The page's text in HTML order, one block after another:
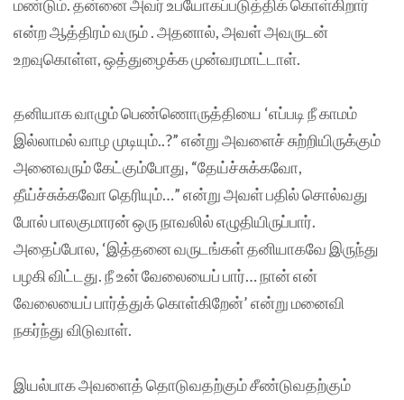
மண்டும். தன்னை அவர் உபயோகப்படுத்திக் கொள்கிறார்
என்ற ஆத்திரம் வரும் . அதனால், அவள் அவருடன்
உறவுகொள்ள, ஒத்துழைக்க முன்வரமாட்டாள்.
தனியாக வாழும் பெண்ணொருத்தியை ‘எப்படி நீ காமம்
இல்லாமல் வாழ முடியும்..?” என்று அவளைச் சுற்றியிருக்கும்
அனைவரும் கேட்கும்போது, “தேய்ச்சுக்கவோ,
தீய்ச்சுக்கவோ தெரியும்…” என்று அவள் பதில் சொல்வது
போல் பாலகுமாரன் ஒரு நாவலில் எழுதியிருப்பார்.
அதைப்போல, ‘இத்தனை வருடங்கள் தனியாகவே இருந்து
பழகி விட்டது. நீ உன் வேலையைப் பார்… நான் என்
வேலையைப் பார்த்துக் கொள்கிறேன்’ என்று மனைவி
நகர்ந்து விடுவாள்.
இயல்பாக அவளைத் தொடுவதற்கும் சீண்டுவதற்கும்